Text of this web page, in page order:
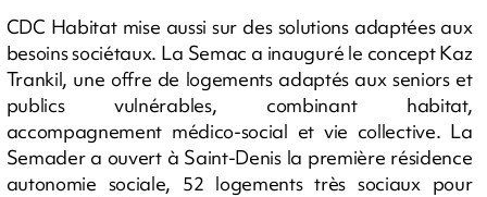
CDC Habitat mise aussi sur des solutions adaptées aux
besoins sociétaux. La Semac a inauguré le concept Kaz
Trankil, une offre de logements adaptés aux seniors et
publics vulnérables, combinant habitat,
accompagnement médico-social et vie collective. La
Semader a ouvert à Saint-Denis la première résidence
autonomie sociale, 52 logements très sociaux pour